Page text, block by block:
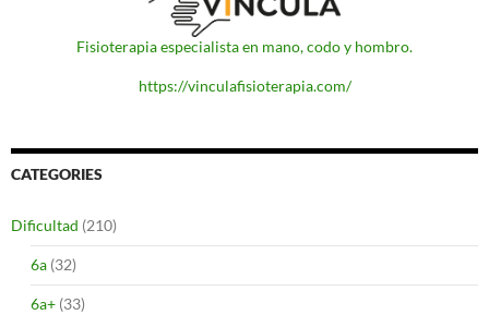
Fisioterapia especialista en mano, codo y hombro.
https://vinculafisioterapia.com/
CATEGORIES
Dificultad (210)
6a (32)
6a+ (33)